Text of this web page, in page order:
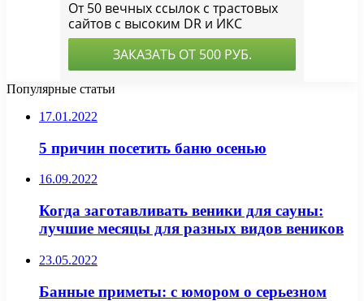
Популярные статьи
17.01.2022
5 причин посетить баню осенью
16.09.2022
Когда заготавливать веники для сауны:
лучшие месяцы для разных видов веников
23.05.2022
Банные приметы: с юмором о серьезном